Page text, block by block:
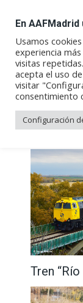
Tren
En
Usamos
experiencia
visitas
acepta el uso
visitar
consentimiento
Configuración